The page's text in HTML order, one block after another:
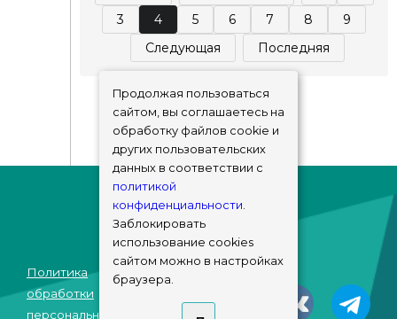
3
4 5 6 7 8
9
Следующая
Последняя
Политика
обработки
персональных
© sims-market
2018 - 2026
Продолжая пользоваться
сайтом, вы соглашаетесь на
обработку файлов cookie и
других пользовательских
данных в соответствии с
политикой
конфиденциальности.
Заблокировать
использование cookies
сайтом можно в настройках
браузера.